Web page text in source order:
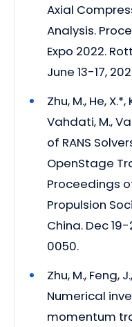
Axial
Analysis.
Expo 2022.
June 13-17,
Zhu, M., He,
Vahdati, M.,
of RANS
OpenStage
Proceedings
Propulsion
China. Dec 19-
0050.
Zhu, M., Feng,
Numerical
momentum